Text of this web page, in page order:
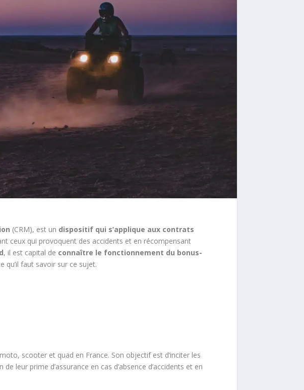
(CRM), est un dispositif qui s’applique aux contrats
ceux qui provoquent des accidents et en récompensant
, il est capital de connaître le fonctionnement du bonus-
qu’il faut savoir sur ce sujet.
scooter et quad en France. Son objectif est d’inciter les
leur prime d’assurance en cas d’absence d’accidents et en